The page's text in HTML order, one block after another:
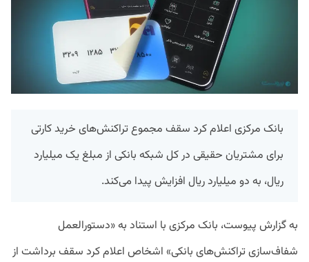
بانک مرکزی اعلام کرد سقف مجموع تراکنش‌های خرید کارتی
برای مشتریان حقیقی در کل شبکه بانکی از مبلغ یک میلیارد
ریال، به دو میلیارد ریال افزایش پیدا می‌کند.
به گزارش پیوست، بانک مرکزی با استناد به «دستورالعمل
شفاف‌سازی تراکنش‌های بانکی» اشخاص اعلام کرد سقف برداشت از